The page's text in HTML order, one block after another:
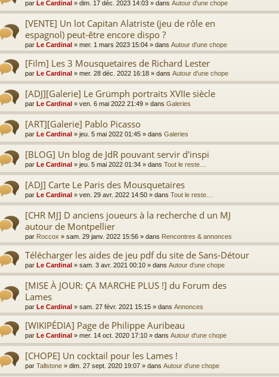
par Le Cardinal » dim. 17 déc. 2023 14:03 » dans Autour d'une chope
[VENTE] Un lot Capitan Alatriste (jeu de rôle en
espagnol) peut-être encore dispo ?
par Le Cardinal » mer. 1 mars 2023 15:04 » dans Autour d'une chope
[Film] Les 3 Mousquetaires de Richard Lester
par Le Cardinal » mer. 28 déc. 2022 16:18 » dans Autour d'une chope
[ADJ][Galerie] Le Grümph portraits XVIIe siècle
par Le Cardinal » ven. 6 mai 2022 21:49 » dans Galeries
[ART][Galerie] Pablo Picasso
par Le Cardinal » jeu. 5 mai 2022 01:45 » dans Galeries
[BLOG] Un blog de JdR pouvant servir d'inspi
par Le Cardinal » jeu. 5 mai 2022 01:34 » dans Tout le reste…
[ADJ] Carte Le Paris des Mousquetaires
par Le Cardinal » ven. 29 avr. 2022 14:50 » dans Tout le reste…
[CHR MJ] D anciens joueurs à la recherche d un MJ
autour de Montpellier
par Roccox » sam. 29 janv. 2022 15:56 » dans Rencontres & annonces
Télécharger les aides de jeu pdf du site de Sans-Détour
par Le Cardinal » sam. 3 avr. 2021 00:10 » dans Autour d'une chope
[MISE À JOUR: ÇA MARCHE PLUS !] du Forum des
Lames
par Le Cardinal » sam. 27 févr. 2021 15:15 » dans Annonces
[WIKIPÉDIA] Page de Philippe Auribeau
par Le Cardinal » mer. 14 oct. 2020 17:10 » dans Autour d'une chope
[CHOPE] Un cocktail pour les Lames !
par Tallstone » dim. 27 sept. 2020 19:07 » dans Autour d'une chope